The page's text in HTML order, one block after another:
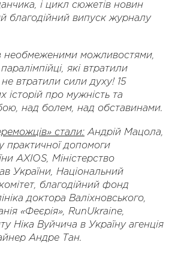
і цикл сюжетів новин
благодійний випуск журналу
необмеженими можливостями,
які втратили
не втратили сили духу! 15
історій про мужність та
над болем, над обставинами.
стали: Андрій Мацола,
практичної допомоги
AXIOS, Міністерство
України, Національний
благодійний фонд
доктора Валіхновського,
«Феєрія», RunUkraine,
Ніка Вуйчича в Україну агенція
Андре Тан.